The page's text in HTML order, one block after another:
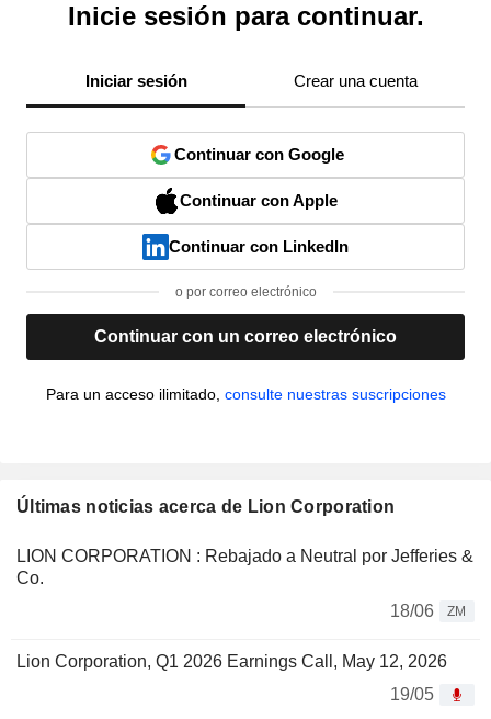
Inicie sesión para continuar.
Iniciar sesión Crear una cuenta
Continuar con Google
Continuar con Apple
Continuar con LinkedIn
o por correo electrónico
Continuar con un correo electrónico
Para un acceso ilimitado, consulte nuestras suscripciones
Últimas noticias acerca de Lion Corporation
LION CORPORATION : Rebajado a Neutral por Jefferies &
Co.
18/06
ZM
Lion Corporation, Q1 2026 Earnings Call, May 12, 2026
19/05